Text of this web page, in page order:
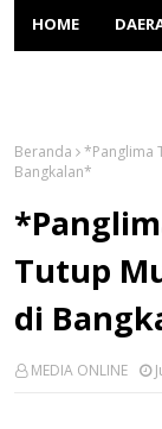
HOME
Beranda
*Panglima
Bangkalan*
Tutup
di
MEDIA ONLINE